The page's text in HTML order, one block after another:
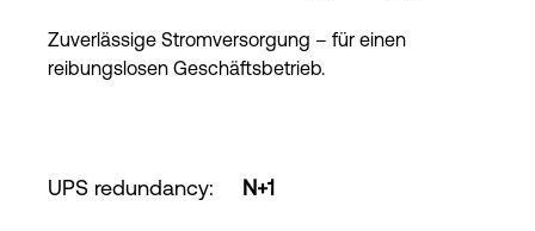
Zuverlässige Stromversorgung – für einen
reibungslosen Geschäftsbetrieb.
UPS redundancy: N+1